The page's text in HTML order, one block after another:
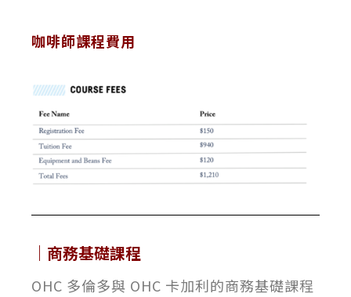
咖啡師課程費用
｜商務基礎課程
OHC 多倫多與 OHC 卡加利的商務基礎課程